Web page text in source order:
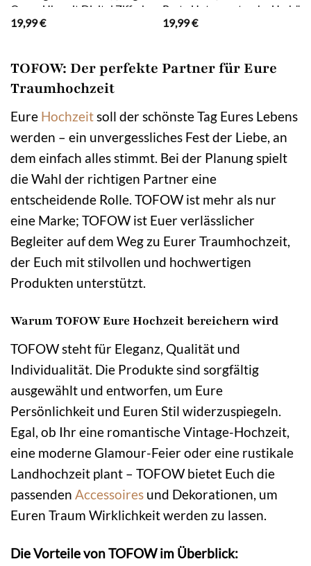
Quarz Uhr mit Digital Zifferblatt und
Elastisch Legierung Armband .Frauen
Set.Damengeschenke, Weihnachten,
Valentinstag, Hochzeitstag,
Muttertag,Lehrertag, 4-tlg.,
Geburtstage usw Es kann als
Schmuckdisplay,Brautschmuckzubehör),
Kunstfotos usw.verwendet
werden.Hochwertige Geschenkbox
19,99€
Party Unterarmtasche
Schultertasche mit
Halskette Ohrringe Glitzer
Geschenk für Frauen, 4-tlg., Ein
unverzichtbares Schmuck-
Sommer), Perfekt für jeden
Hautton
19,99€
TOFOW: Der perfekte Partner für Eure
Traumhochzeit
Eure Hochzeitsoll der schönste Tag Eures Lebens
werden – ein unvergessliches Fest der Liebe, an
dem einfach alles stimmt. Bei der Planung spielt
die Wahl der richtigen Partner eine
entscheidende Rolle. TOFOW ist mehr als nur
eine Marke; TOFOW ist Euer verlässlicher
Begleiter auf dem Weg zu Eurer Traumhochzeit,
der Euch mit stilvollen und hochwertigen
Produkten unterstützt.
Warum TOFOW Eure Hochzeit bereichern wird
TOFOW steht für Eleganz, Qualität und
Individualität. Die Produkte sind sorgfältig
ausgewählt und entworfen, um Eure
Persönlichkeit und Euren Stil widerzuspiegeln.
Egal, ob Ihr eine romantische Vintage-Hochzeit,
eine moderne Glamour-Feier oder eine rustikale
Landhochzeit plant – TOFOW bietet Euch die
passenden Accessoires und Dekorationen, um
Euren Traum Wirklichkeit werden zu lassen.
Die Vorteile von TOFOW im Überblick: